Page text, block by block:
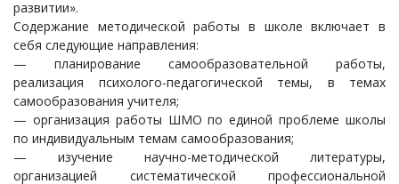
развитии».
Содержание методической работы в школе включает в
себя следующие направления:
— планирование самообразовательной работы,
реализация психолого-педагогической темы, в темах
самообразования учителя;
— организация работы ШМО по единой проблеме школы
по индивидуальным темам самообразования;
— изучение научно-методической литературы,
организацией систематической профессиональной